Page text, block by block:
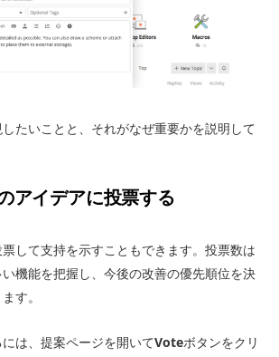
たいことと、それがなぜ重要かを説明して
アイデアに投票する
して支持を示すこともできます。投票数は
機能を把握し、今後の改善の優先順位を決
す。
は、提案ページを開いてVoteボタンをクリ